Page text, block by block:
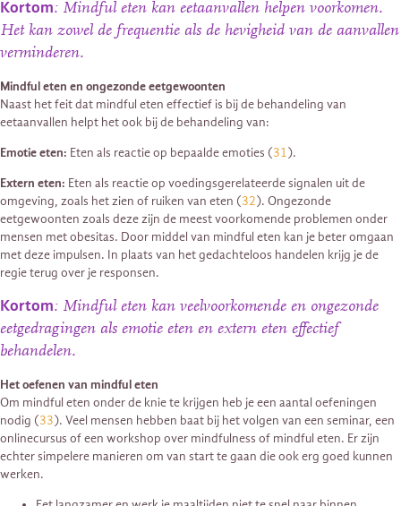
Kortom: Mindful eten kan eetaanvallen helpen voorkomen.
Het kan zowel de frequentie als de hevigheid van de aanvallen
verminderen.
Mindful eten en ongezonde eetgewoonten
Naast het feit dat mindful eten effectief is bij de behandeling van
eetaanvallen helpt het ook bij de behandeling van:
Emotie eten: Eten als reactie op bepaalde emoties (31).
Extern eten: Eten als reactie op voedingsgerelateerde signalen uit de
omgeving, zoals het zien of ruiken van eten (32). Ongezonde
eetgewoonten zoals deze zijn de meest voorkomende problemen onder
mensen met obesitas. Door middel van mindful eten kan je beter omgaan
met deze impulsen. In plaats van het gedachteloos handelen krijg je de
regie terug over je responsen.
Kortom: Mindful eten kan veelvoorkomende en ongezonde
eetgedragingen als emotie eten en extern eten effectief
behandelen.
Het oefenen van mindful eten
Om mindful eten onder de knie te krijgen heb je een aantal oefeningen
nodig (33). Veel mensen hebben baat bij het volgen van een seminar, een
onlinecursus of een workshop over mindfulness of mindful eten. Er zijn
echter simpelere manieren om van start te gaan die ook erg goed kunnen
werken.